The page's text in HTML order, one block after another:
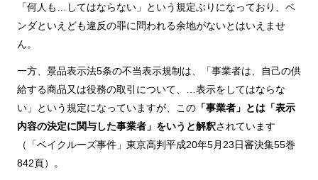
「何人も…してはならない」という規定ぶりになっており、ベ
ンダといえども違反の罪に問われる余地がないとはいえませ
ん。
一方、景品表示法5条の不当表示規制は、「事業者は、自己の供
給する商品又は役務の取引について、…表示をしてはならな
い」という規定になっていますが、この 「事業者」とは「表示
内容の決定に関与した事業者」をいうと解釈されています
（「ベイクルーズ事件」東京高判平成20年5月23日審決集55巻
842頁）。